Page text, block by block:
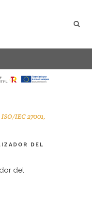
ISO/IEC 27001,
DEL
del